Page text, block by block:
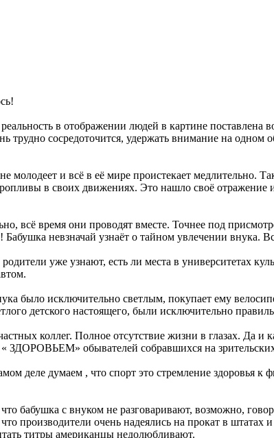
в отображении людей в картине поставлена
трудно сосредоточится, удержать внимание на
и всё в её мире проистекает медлительно.
в своих движениях. Это нашло своё
всё время они проводят вместе. Точнее под
Бабушка невзначай узнаёт о тайном увлечении внука.
уже узнают, есть ли места в университетах
было исключительно светлым, покупает ему
детского настоящего, были исключительно
коллег. Полное отсутствие жизни в глазах. Да и
обывателей собравшихся на
деле думаем , что спорт это стремление здоровья
бабушка с внуком не разговаривают, возможно,
производители очень надеялись на прокат в штатах
титры американцы недолюбливают.